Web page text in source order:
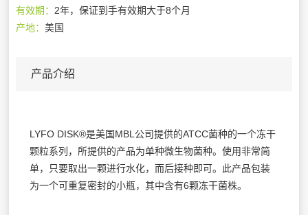
有效期： 2年，保证到手有效期大于8个月
产地：美国
产品介绍
LYFO DISK®是美国MBL公司提供的ATCC菌种的一个冻干
颗粒系列，所提供的产品为单种微生物菌种。使用非常简
单，只要取出一颗进行水化，而后接种即可。此产品包装
为一个可重复密封的小瓶，其中含有6颗冻干菌株。